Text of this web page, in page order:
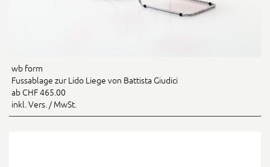
wb form
Fussablage zur Lido Liege von Battista Giudici
ab CHF 465.00
inkl. Vers. / MwSt.